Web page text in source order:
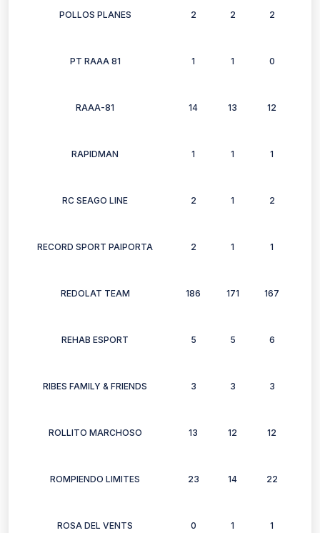
POLLOS PLANES 2 2 2
PT RAAA 81 1 1 0
RAAA-81 14 13 12
RAPIDMAN 1 1 1
RC SEAGO LINE 2 1 2
RECORD SPORT PAIPORTA 2 1 1
REDOLAT TEAM 186 171 167
REHAB ESPORT 5 5 6
RIBES FAMILY & FRIENDS 3 3 3
ROLLITO MARCHOSO 13 12 12
ROMPIENDO LIMITES 23 14 22
ROSA DEL VENTS 0 1 1